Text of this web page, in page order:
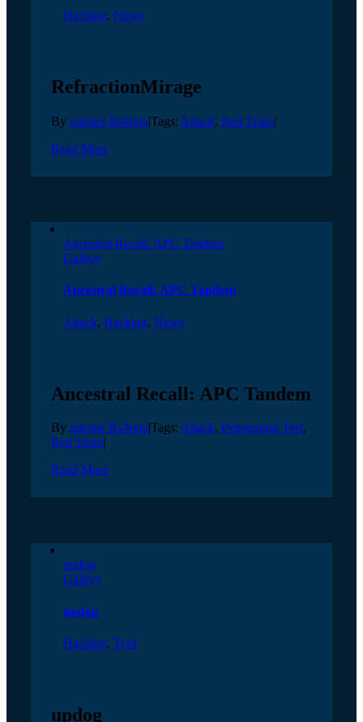
Hacking, News
RefractionMirage
By quester Rs4rela|Tags: Attack, Red Team|
Read More
Ancestral Recall: APC Tandem
Gallery
Ancestral Recall: APC Tandem
Attack, Hacking, News
Ancestral Recall: APC Tandem
By quester Rs4rela|Tags: Attack, Penetration Test,
Red Team|
Read More
updog
Gallery
updog
Hacking, Tool
updog